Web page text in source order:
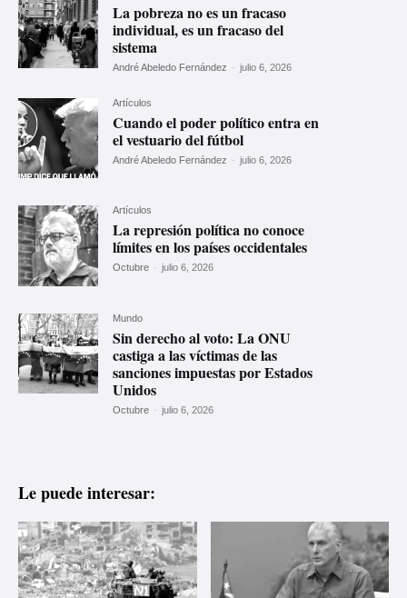
La pobreza no es un fracaso
individual, es un fracaso del
sistema
André Abeledo Fernández - julio 6, 2026
Artículos
Cuando el poder político entra en
el vestuario del fútbol
André Abeledo Fernández - julio 6, 2026
Artículos
La represión política no conoce
límites en los países occidentales
Octubre - julio 6, 2026
Mundo
Sin derecho al voto: La ONU
castiga a las víctimas de las
sanciones impuestas por Estados
Unidos
Octubre - julio 6, 2026
Le puede interesar: